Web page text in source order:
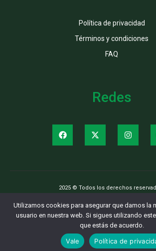
Política de privacidad
Términos y condiciones
FAQ
Redes
2025 © Todos los derechos
Utilizamos cookies para asegurar que damos la
usuario en nuestra web. Si sigues utilizando
que estás de acuerdo.
Vale Política de